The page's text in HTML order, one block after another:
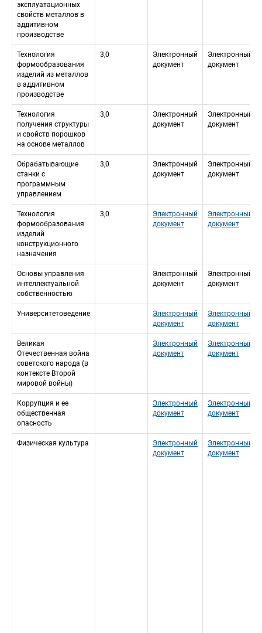
эксплуатационных
свойств металлов в
аддитивном
производстве
Технология
формообразования
изделий из металлов
в аддитивном
производстве
3,0
Электронный
документ
Электронный
документ
Технология
получения структуры
и свойств порошков
на основе металлов
3,0
Электронный
документ
Электронный
документ
Обрабатывающие
станки с
программным
управлением
3,0
Электронный
документ
Электронный
документ
Технология
формообразования
изделий
конструкционного
назначения
3,0
Электронный
документ
Электронный
документ
Основы управления
интеллектуальной
собственностью
Электронный
документ
Электронный
документ
Университетоведение
Электронный
документ
Электронный
документ
Великая
Отечественная война
советского народа (в
контексте Второй
мировой войны)
Электронный
документ
Электронный
документ
Коррупция и ее
общественная
опасность
Электронный
документ
Электронный
документ
Физическая культура
Электронный
документ
Электронный
документ